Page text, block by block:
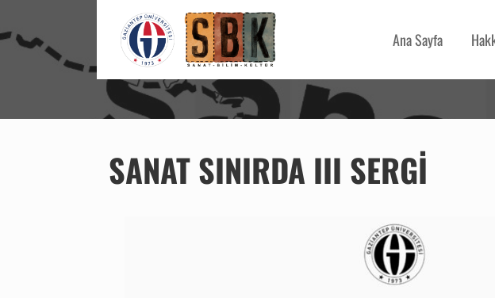
SANAT BILIM KÜLTÜR
Ana Sayfa
SANAT SINIRDA III SERGI